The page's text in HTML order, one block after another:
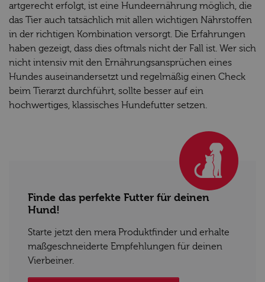
artgerecht erfolgt, ist eine Hundeernährung möglich, die
das Tier auch tatsächlich mit allen wichtigen Nährstoffen
in der richtigen Kombination versorgt. Die Erfahrungen
haben gezeigt, dass dies oftmals nicht der Fall ist. Wer sich
nicht intensiv mit den Ernährungsansprüchen eines
Hundes auseinandersetzt und regelmäßig einen Check
beim Tierarzt durchführt, sollte besser auf ein
hochwertiges, klassisches Hundefutter setzen.
Finde das perfekte Futter für deinen
Hund!
Starte jetzt den mera Produktfinder und erhalte
maßgeschneiderte Empfehlungen für deinen
Vierbeiner.